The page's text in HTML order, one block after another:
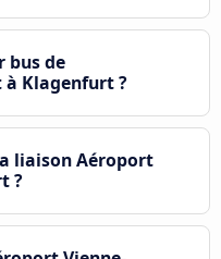
bus de
à Klagenfurt ?
liaison Aéroport
?